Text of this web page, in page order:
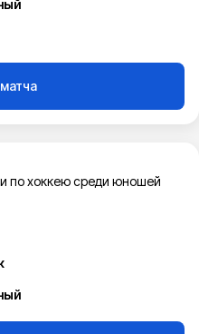
по хоккею среди юношей